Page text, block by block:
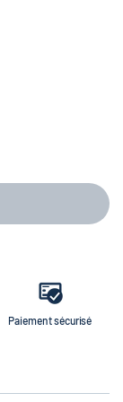
Paiement sécurisé